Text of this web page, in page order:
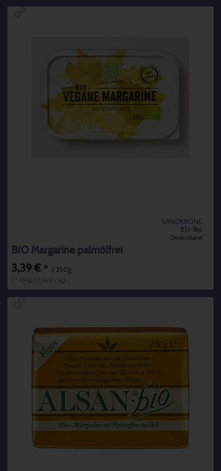
LANDKRONE
EU-Bio
Deutschland
BIO Margarine palmölfrei
3,39 € * / 250g